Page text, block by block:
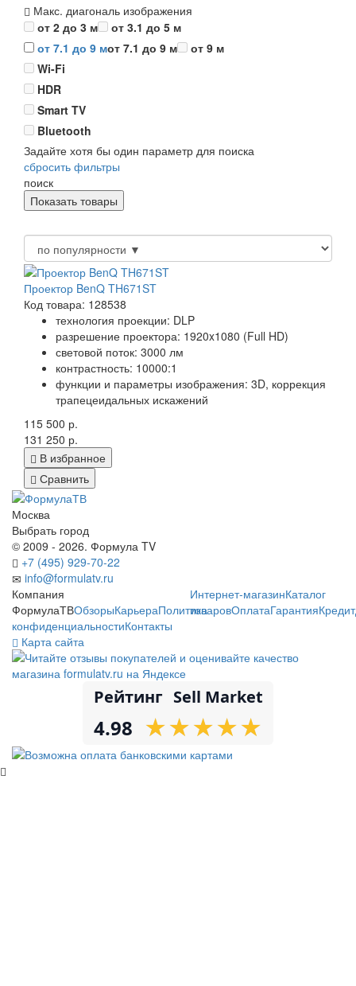
Макс. диагональ изображения
от 2 до 3 м
от 3.1 до 5 м
от 7.1 до 9 мот 7.1 до 9 м
от 9 м
Wi-Fi
HDR
Smart TV
Bluetooth
Задайте хотя бы один параметр для поиска
сбросить фильтры
поиск
Проектор BenQ TH671ST
Код товара: 128538
технология проекции: DLP
разрешение проектора: 1920x1080 (Full HD)
световой поток: 3000 лм
контрастность: 10000:1
функции и параметры изображения: 3D, коррекция
трапецеидальных искажений
115 500 р.
131 250 р.
В избранное
Сравнить
Москва
Выбрать город
© 2009 - 2026. Формула TV
+7 (495) 929-70-22
info@formulatv.ru
Компания
ФормулаТВОбзорыКарьераПолитика
конфиденциальностиКонтакты
Интернет-магазинКаталог
товаровОплатаГарантияКредит
Карта сайта
Рейтинг Sell Market
4.98 ★
★★
★★
★★
★★
★